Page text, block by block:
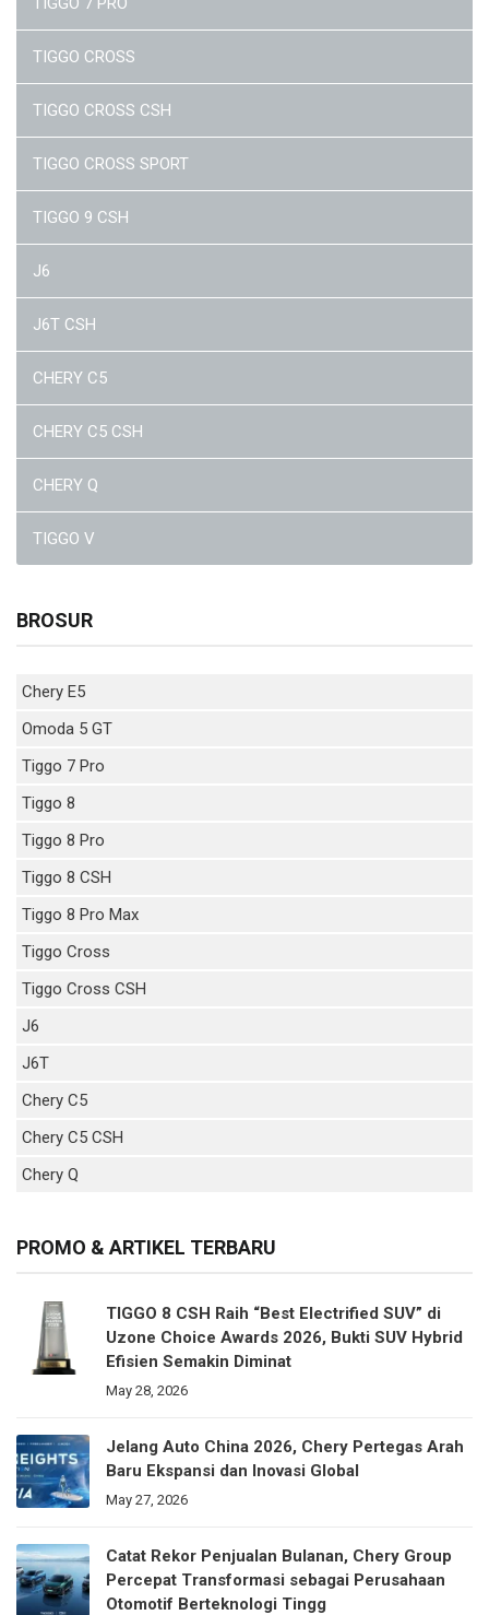
TIGGO CROSS
TIGGO CROSS CSH
TIGGO CROSS SPORT
TIGGO 9 CSH
J6
J6T CSH
CHERY C5
CHERY C5 CSH
CHERY Q
TIGGO V
BROSUR
Chery E5
Omoda 5 GT
Tiggo 7 Pro
Tiggo 8
Tiggo 8 Pro
Tiggo 8 CSH
Tiggo 8 Pro Max
Tiggo Cross
Tiggo Cross CSH
J6
J6T
Chery C5
Chery C5 CSH
Chery Q
PROMO & ARTIKEL TERBARU
TIGGO 8 CSH Raih “Best Electrified SUV” di
Uzone Choice Awards 2026, Bukti SUV Hybrid
Efisien Semakin Diminat
May 28, 2026
Jelang Auto China 2026, Chery Pertegas Arah
Baru Ekspansi dan Inovasi Global
May 27, 2026
Catat Rekor Penjualan Bulanan, Chery Group
Percepat Transformasi sebagai Perusahaan
Otomotif Berteknologi Tingg